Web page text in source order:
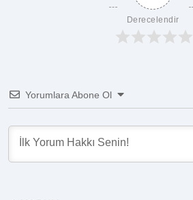
Derecelendir
Yorumlara Abone Ol